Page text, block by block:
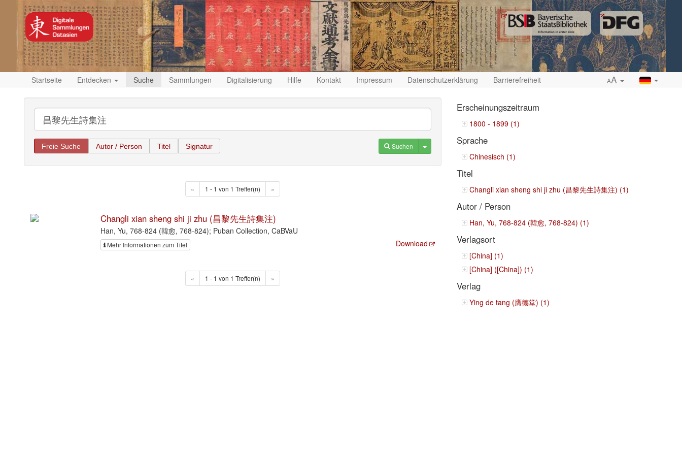
Startseite Entdecken Suche Sammlungen Digitalisierung Hilfe Kontakt Impressum Datenschutzerklärung Barrierefreiheit AA
Freie Suche Autor / Person Titel Signatur Suchen Toggle Dropdown
« 1 - 1 von 1 Treffer(n) »
Changli xian sheng shi ji zhu (昌黎先生詩集注)
Han, Yu, 768-824 (韓愈, 768-824); Puban Collection, CaBVaU
Mehr Informationen zum Titel Download
« 1 - 1 von 1 Treffer(n) »
Erscheinungszeitraum
1800 - 1899 (1)
Sprache
Chinesisch (1)
Titel
Changli xian sheng shi ji zhu (昌黎先生詩集注) (1)
Autor / Person
Han, Yu, 768-824 (韓愈, 768-824) (1)
Verlagsort
[China] (1)
[China] ([China]) (1)
Verlag
Ying de tang (膺德堂) (1)